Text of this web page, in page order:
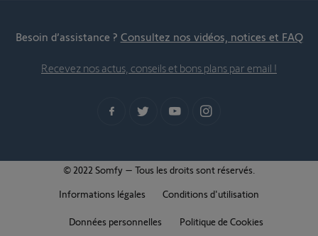
Besoin d’assistance ? Consultez nos vidéos, notices et FAQ
Recevez nos actus, conseils et bons plans par email !
© 2022 Somfy – Tous les droits sont réservés.
Informations légales
Conditions d'utilisation
Données personnelles Politique de Cookies